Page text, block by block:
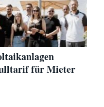
für Mieter